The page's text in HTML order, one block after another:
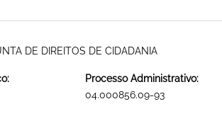
DE DIREITOS DE CIDADANIA
Processo Administrativo:
04.000856.09-93